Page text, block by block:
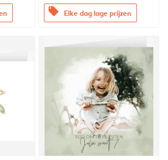
offers Elke dag lage prijzen